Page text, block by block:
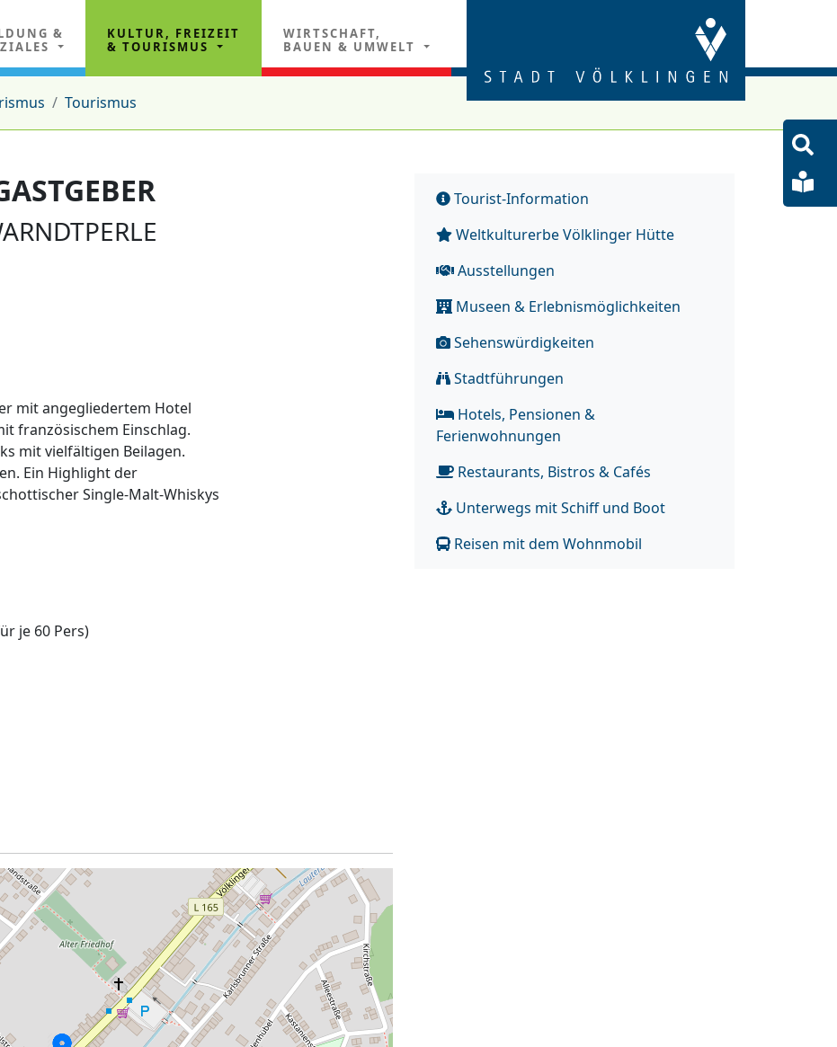
&
KULTUR, FREIZEIT
& TOURISMUS
WIRTSCHAFT,
BAUEN & UMWELT
Tourismus
Tourist-Information
Weltkulturerbe Völklinger Hütte
Ausstellungen
Museen & Erlebnismöglichkeiten
Sehenswürdigkeiten
Stadtführungen
Hotels, Pensionen &
Ferienwohnungen
Restaurants, Bistros & Cafés
Unterwegs mit Schiff und Boot
Reisen mit dem Wohnmobil
mit angegliedertem Hotel
französischem Einschlag.
mit vielfältigen Beilagen.
Ein Highlight der
Single-Malt-Whiskys
je 60 Pers)